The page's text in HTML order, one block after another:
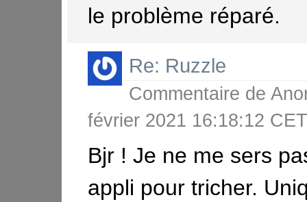
le problème réparé.
Re: Ruzzle
Commentaire de
février 2021 16:18:12
Bjr ! Je ne me sers
appli pour tricher.